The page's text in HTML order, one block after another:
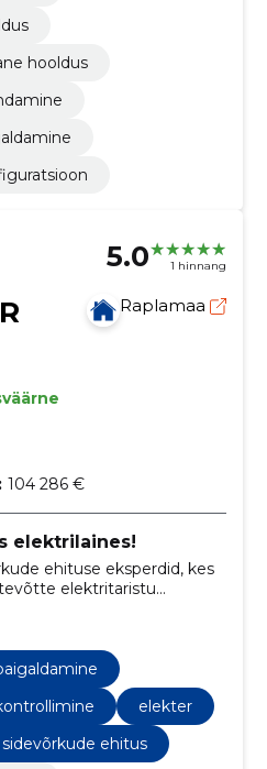
hooldus
5.0 1 hinnang
Raplamaa
104 286 €
elektrilaines!
ehituse eksperdid, kes
elektritaristu
Alates põhjalikest
paigalduseni,
mis aitavad teil
elekter
ehitus